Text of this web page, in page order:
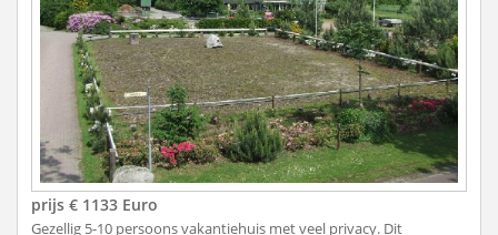
prijs € 1133 Euro
Gezellig 5-10 persoons vakantiehuis met veel privacy. Dit